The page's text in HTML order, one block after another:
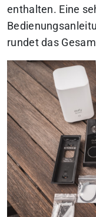
enthalten. Eine
rundet das